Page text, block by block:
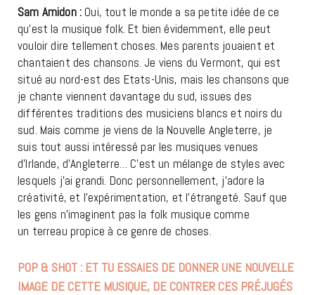
Sam Amidon : Oui, tout le monde a sa petite idée de ce
qu’est la musique folk. Et bien évidemment, elle peut
vouloir dire tellement choses. Mes parents jouaient et
chantaient des chansons. Je viens du Vermont, qui est
situé au nord-est des Etats-Unis, mais les chansons que
je chante viennent davantage du sud, issues des
différentes traditions des musiciens blancs et noirs du
sud. Mais comme je viens de la Nouvelle Angleterre, je
suis tout aussi intéressé par les musiques venues
d’Irlande, d’Angleterre… C’est un mélange de styles avec
lesquels j’ai grandi. Donc personnellement, j’adore la
créativité, et l’expérimentation, et l’étrangeté. Sauf que
les gens n’imaginent pas la folk musique comme
un terreau propice à ce genre de choses.
POP & SHOT : ET TU ESSAIES DE DONNER UNE NOUVELLE
IMAGE DE CETTE MUSIQUE, DE CONTRER CES PRÉJUGÉS